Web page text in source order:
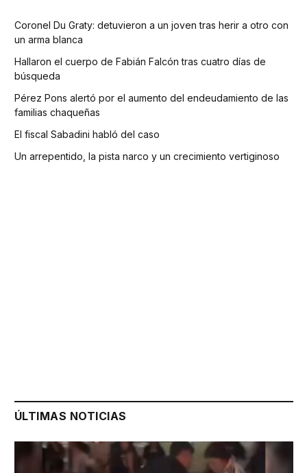
Coronel Du Graty: detuvieron a un joven tras herir a otro con
un arma blanca
Hallaron el cuerpo de Fabián Falcón tras cuatro días de
búsqueda
Pérez Pons alertó por el aumento del endeudamiento de las
familias chaqueñas
El fiscal Sabadini habló del caso
Un arrepentido, la pista narco y un crecimiento vertiginoso
ÚLTIMAS NOTICIAS